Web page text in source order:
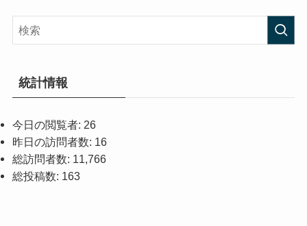
リ
ー
統計情報
今日の閲覧者: 26
昨日の訪問者数: 16
総訪問者数: 11,766
総投稿数: 163